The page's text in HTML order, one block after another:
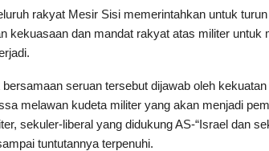
rakyat Mesir Sisi memerintahkan untuk
kekuasaan dan mandat rakyat atas militer untuk
bersamaan seruan tersebut dijawab oleh
melawan kudeta militer yang akan menjadi
sekuler-liberal yang didukung AS-“Israel dan
tuntutannya terpenuhi.